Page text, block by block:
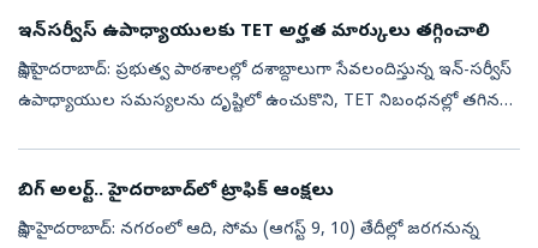
ఇన్‌సర్వీస్‌ ఉపాధ్యాయులకు TET అర్హత మార్కులు తగ్గించాలి
సాక్షి,హైదరాబాద్: ప్రభుత్వ పాఠశాలల్లో దశాబ్దాలుగా సేవలందిస్తున్న ఇన్-సర్వీస్
ఉపాధ్యాయుల సమస్యలను దృష్టిలో ఉంచుకొని, TET నిబంధనల్లో తగిన
బిగ్ అలర్ట్.. హైదరాబాద్‌లో ట్రాఫిక్‌ ఆంక్షలు
సాక్షి, హైదరాబాద్: నగరంలో ఆది, సోమ (ఆగస్ట్‌ 9, 10) తేదీల్లో జరగనున్న